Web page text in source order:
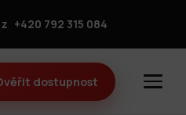
+420 792 315 084
dostupnost